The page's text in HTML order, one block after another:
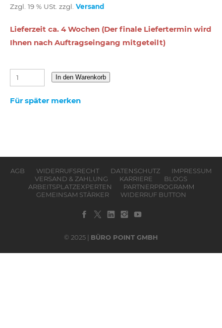
Zzgl. 19 % USt. zzgl. Versand
Lieferzeit ca. 4 Wochen (Der finale Liefertermin wird
Ihnen nach Auftragseingang mitgeteilt)
In den Warenkorb
Für später merken
AGB WIDERRUFSRECHT DATENSCHUTZ
IMPRESSUM
VERSAND & ZAHLUNG
KARRIERE
BLOGS
ARBEITSPLATZEXPERTEN
PARTNERPROGRAMM
GEMEINSAM STÄRKER
WIDERRUF BUTTON
© 2025 | BÜRO POINT GMBH